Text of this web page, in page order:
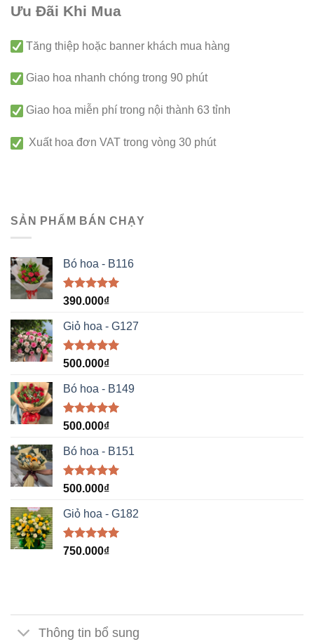
Ưu Đãi Khi Mua
Tăng thiệp hoặc banner khách mua hàng
Giao hoa nhanh chóng trong 90 phút
Giao hoa miễn phí trong nội thành 63 tỉnh
Xuất hoa đơn VAT trong vòng 30 phút
SẢN PHẨM BÁN CHẠY
Bó hoa - B116
Được xếp
5 sao
390.000₫
Giỏ hoa - G127
Được xếp
5 sao
500.000₫
Bó hoa - B149
Được xếp
5 sao
500.000₫
Bó hoa - B151
Được xếp
5 sao
500.000₫
Giỏ hoa - G182
Được xếp
750.000₫
Thông tin bổ sung